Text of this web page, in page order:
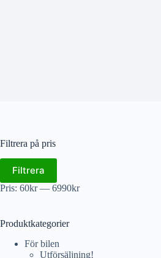
Filtrera på pris
Filtrera
Pris: 60kr— 6990kr
Produktkategorier
För bilen
Utförsäljning!